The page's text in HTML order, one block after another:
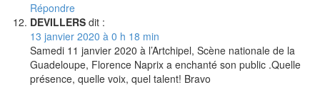
Répondre
DEVILLERS dit :
13 janvier 2020 à 0 h 18 min
Samedi 11 janvier 2020 à l’Artchipel, Scène nationale de la
Guadeloupe, Florence Naprix a enchanté son public .Quelle
présence, quelle voix, quel talent! Bravo